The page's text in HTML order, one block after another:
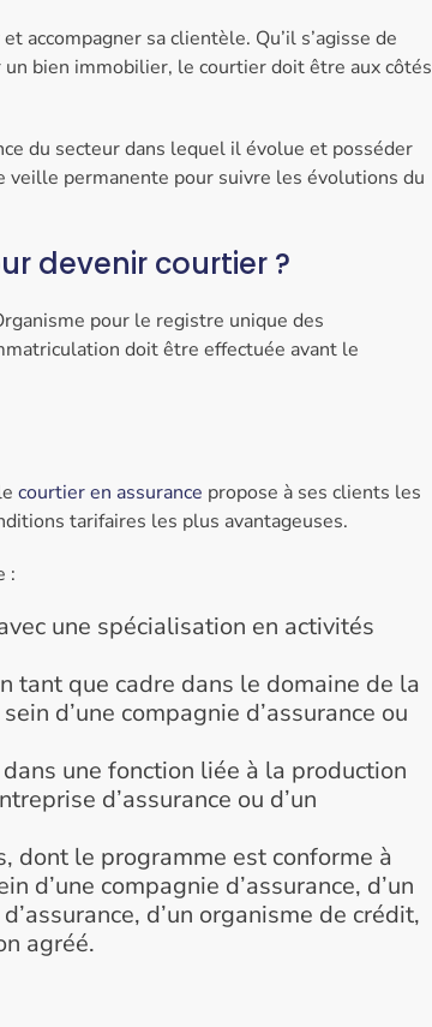
sa clientèle. Qu’il s’agisse de
un bien immobilier, le courtier doit être aux côtés
du secteur dans lequel il évolue et posséder
veille permanente pour suivre les évolutions du
devenir courtier ?
pour le registre unique des
doit être effectuée avant le
courtier en assurance propose à ses clients les
tarifaires les plus avantageuses.
:
une spécialisation en activités
tant que cadre dans le domaine de la
d’une compagnie d’assurance ou
une fonction liée à la production
d’assurance ou d’un
dont le programme est conforme à
d’une compagnie d’assurance, d’un
d’un organisme de crédit,
agréé.